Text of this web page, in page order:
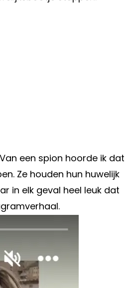
een spion hoorde ik dat
Ze houden hun huwelijk
in elk geval heel leuk dat